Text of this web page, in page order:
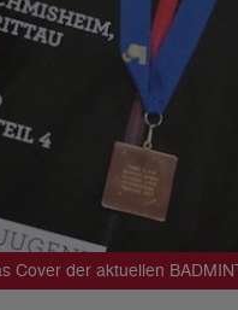
Cover der aktuellen